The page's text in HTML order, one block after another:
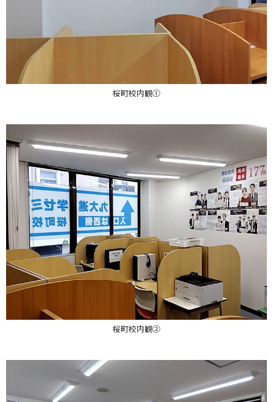
桜町校内観①
桜町校内観②